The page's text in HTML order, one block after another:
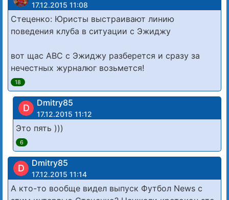
17.12.2015 11:08
Стеценко: Юристы выстраивают линию
поведения клуба в ситуации с Эжиджу
вот щас АВС с Эжиджу разберется и сразу за
нечестных журналюг возьмется!
18
D Dmitry85
17.12.2015 11:12
Это пять )))
6
D Dmitry85
17.12.2015 11:14
А кто-то вообще видел выпуск Футбол News с